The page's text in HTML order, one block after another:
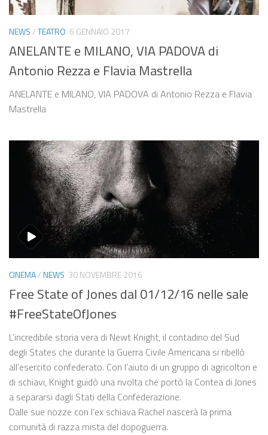
NEWS/TEATRO 6 GENNAIO 2017
ANELANTE e MILANO, VIA PADOVA di
Antonio Rezza e Flavia Mastrella
ANELANTE e MILANO, VIA PADOVA di Antonio Rezza e Flavia
Mastrella
CINEMA/NEWS 30 NOVEMBRE 2016
Free State of Jones dal 01/12/16 nelle sale
#FreeStateOfJones
L’incredibile storia vera di Newt Knight, il contadino del Sud
degli States che durante la Guerra Civile Americana si ribellò
all’esercito confederato. Con l’aiuto di un gruppo di agricoltori e
di schiavi, Knight guidò una rivolta che portò la Contea di Jones
a separarsi dagli Stati della Confederazione.
Dalle sue nozze con l’ex schiava Rachel nascerà la prima
comunità di razza mista del dopoguerra.